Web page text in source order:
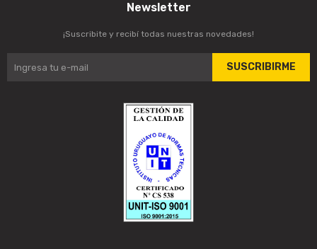
Newsletter
¡Suscribite y recibí todas nuestras novedades!
SUSCRIBIRME